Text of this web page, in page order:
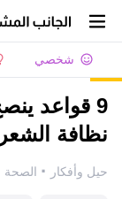
شخصي
9 قواعد
نظافة
حيل وأفكار · الصحة